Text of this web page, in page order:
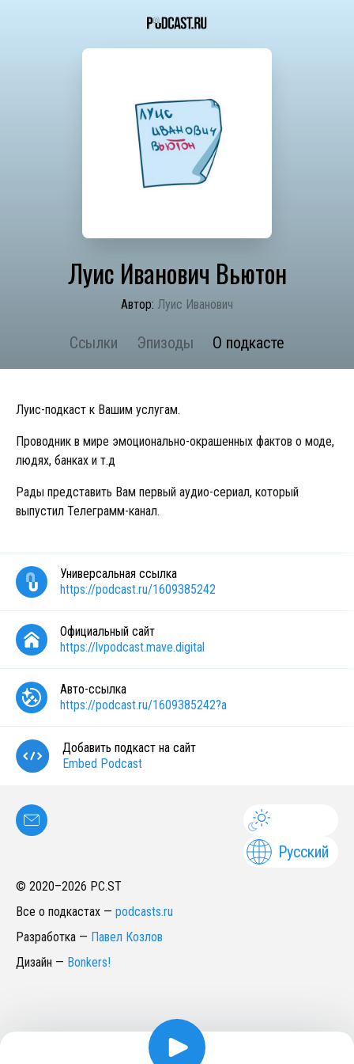
Луис Иванович Вьютон
Автор: Луис Иванович
Ссылки Эпизоды О подкасте
Луис-подкаст к Вашим услугам.
Проводник в мире эмоционально-окрашенных фактов о моде,
людях, банках и т.д
Рады представить Вам первый аудио-сериал, который
выпустил Телеграмм-канал.
Универсальная ссылка
https://podcast.ru/1609385242
Официальный сайт
https://lvpodcast.mave.digital
Авто-ссылка
https://podcast.ru/1609385242?a
Добавить подкаст на сайт
Embed Podcast
Русский
© 2020–2026 PC.ST
Все о подкастах — podcasts.ru
Разработка — Павел Козлов
Дизайн — Bonkers!